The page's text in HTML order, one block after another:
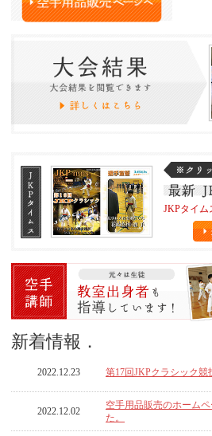
JKPタイム
新着情報．
2022.12.23 第17回JKPクラシック
2022.12.02
空手用品販売のホーム
た。